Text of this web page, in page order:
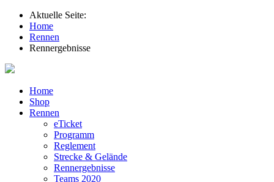
Aktuelle Seite:
Home
Rennen
Rennergebnisse
Home
Shop
Rennen
eTicket
Programm
Reglement
Strecke & Gelände
Rennergebnisse
Teams 2020